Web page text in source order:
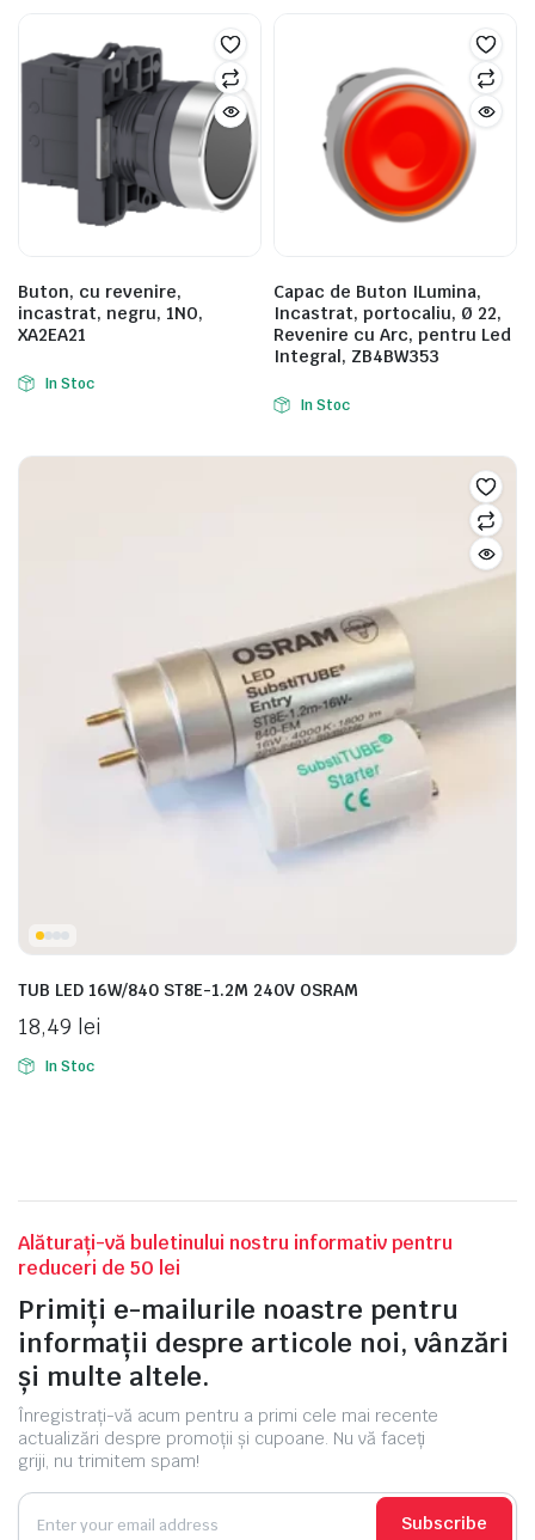
Buton, cu revenire,
incastrat, negru, 1NO,
XA2EA21
In Stoc
Capac de Buton ILumina,
Incastrat, portocaliu, Ø 22,
Revenire cu Arc, pentru Led
Integral, ZB4BW353
In Stoc
TUB LED 16W/840 ST8E-1.2M 240V OSRAM
18,49 lei
In Stoc
Alăturați-vă buletinului nostru informativ pentru
reduceri de 50 lei
Primiți e-mailurile noastre pentru
informații despre articole noi, vânzări
și multe altele.
Înregistrați-vă acum pentru a primi cele mai recente
actualizări despre promoții și cupoane. Nu vă faceți
griji, nu trimitem spam!
Subscribe